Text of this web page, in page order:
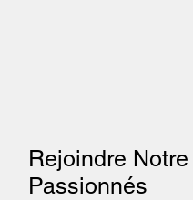
Rejoindre
Passionnés